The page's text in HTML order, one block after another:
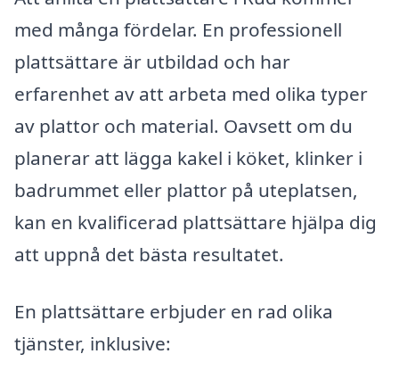
med många fördelar. En professionell
plattsättare är utbildad och har
erfarenhet av att arbeta med olika typer
av plattor och material. Oavsett om du
planerar att lägga kakel i köket, klinker i
badrummet eller plattor på uteplatsen,
kan en kvalificerad plattsättare hjälpa dig
att uppnå det bästa resultatet.
En plattsättare erbjuder en rad olika
tjänster, inklusive: